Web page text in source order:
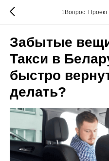
1Вопрос.
Забытые
Такси в
быстро
делать?